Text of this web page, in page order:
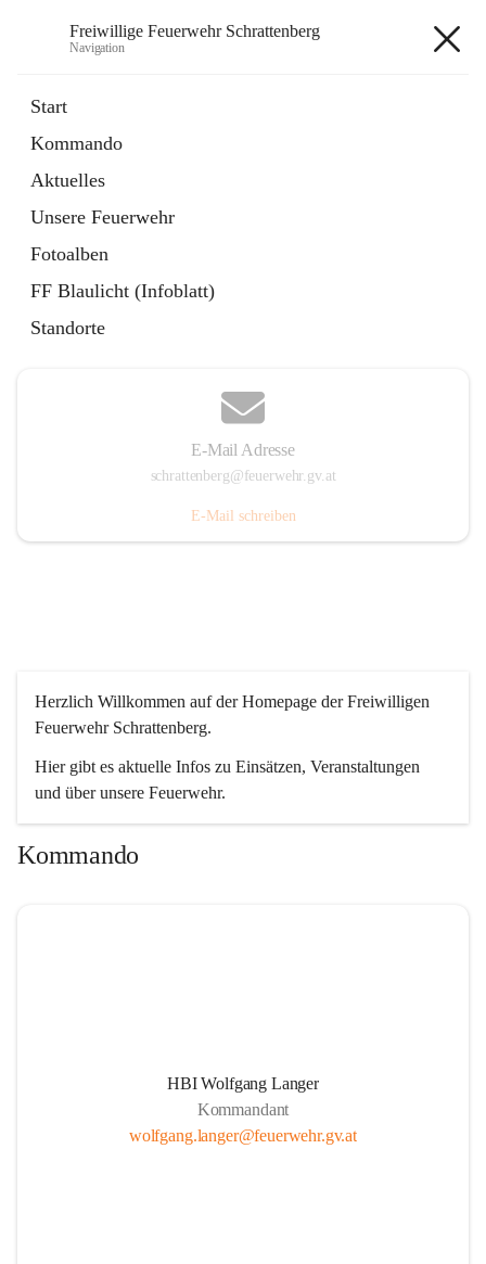
Freiwillige Feuerwehr Schrattenberg
Navigation
Start
Kommando
Aktuelles
Unsere Feuerwehr
Fotoalben
FF Blaulicht (Infoblatt)
Standorte
E-Mail Adresse
schrattenberg@feuerwehr.gv.at
E-Mail schreiben
Herzlich Willkommen auf der Homepage der Freiwilligen
Feuerwehr Schrattenberg.
Hier gibt es aktuelle Infos zu Einsätzen, Veranstaltungen
und über unsere Feuerwehr.
Kommando
HBI Wolfgang Langer
Kommandant
wolfgang.langer@feuerwehr.gv.at